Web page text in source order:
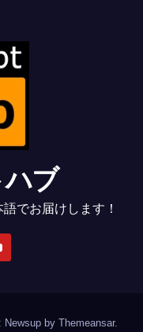
ブ
でお届けします！
Newsup by Themeansar.